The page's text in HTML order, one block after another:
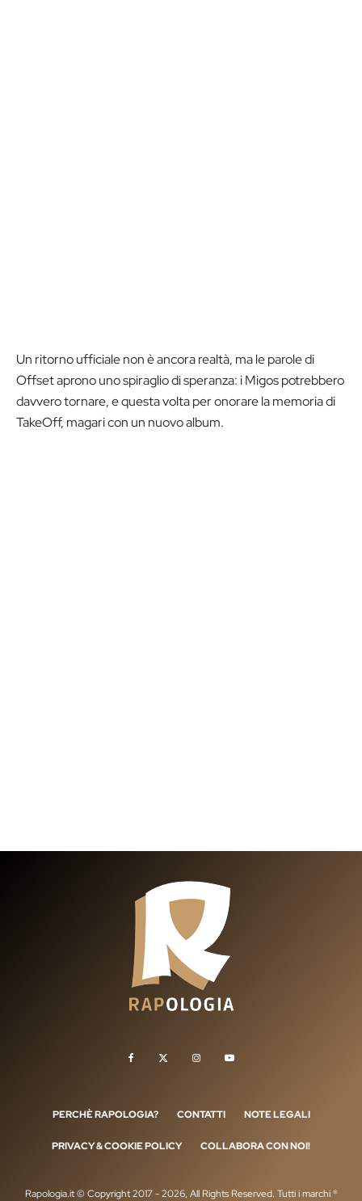
Un ritorno ufficiale non è ancora realtà, ma le parole di
Offset aprono uno spiraglio di speranza: i Migos potrebbero
davvero tornare, e questa volta per onorare la memoria di
TakeOff, magari con un nuovo album.
PERCHÈ RAPOLOGIA? CONTATTI NOTE LEGALI
PRIVACY & COOKIE POLICY COLLABORA CON NOI!
Rapologia.it © Copyright 2017 - 2026, All Rights Reserved. Tutti i marchi ®